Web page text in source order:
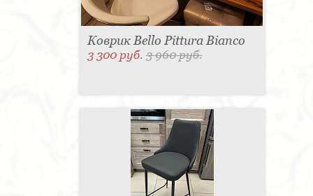
Коврик Bello Pittura Bianco
3 300 руб.3 960 руб.